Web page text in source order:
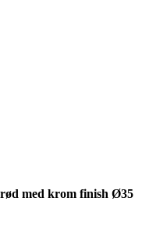
med krom finish Ø35